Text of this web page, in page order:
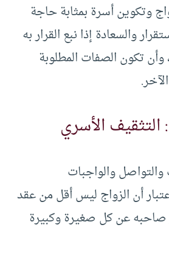
وتكوين أسرة بمثابة حاجة
والسعادة إذا نبع القرار به
وأن تكون الصفات المطلوبة
التثقيف الأسري
والواجبات
أن الزواج ليس أقل من عقد
صاحبه عن كل صغيرة وكبيرة